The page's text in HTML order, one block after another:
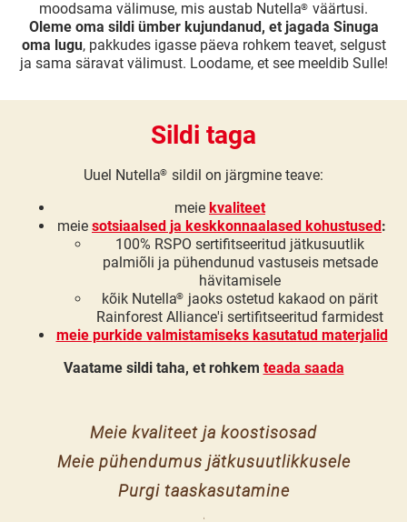
moodsama välimuse, mis austab Nutella® väärtusi.
Oleme oma sildi ümber kujundanud, et jagada Sinuga
oma lugu, pakkudes igasse päeva rohkem teavet, selgust
ja sama säravat välimust. Loodame, et see meeldib Sulle!
Meie kvaliteet ja koostisosad
Meie pühendumus jätkusuutlikkusele
Purgi taaskasutamine
Sildi taga
Uuel Nutella® sildil on järgmine teave:
meie kvaliteet
meie sotsiaalsed ja keskkonnaalased kohustused:
100% RSPO sertifitseeritud jätkusuutlik
palmiõli ja pühendunud vastuseis metsade
hävitamisele
kõik Nutella® jaoks ostetud kakaod on pärit
Rainforest Alliance'i sertifitseeritud farmidest
meie purkide valmistamiseks kasutatud materjalid
Vaatame sildi taha, et rohkem teada saada